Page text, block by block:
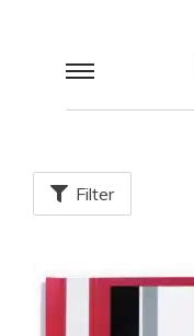
Filter